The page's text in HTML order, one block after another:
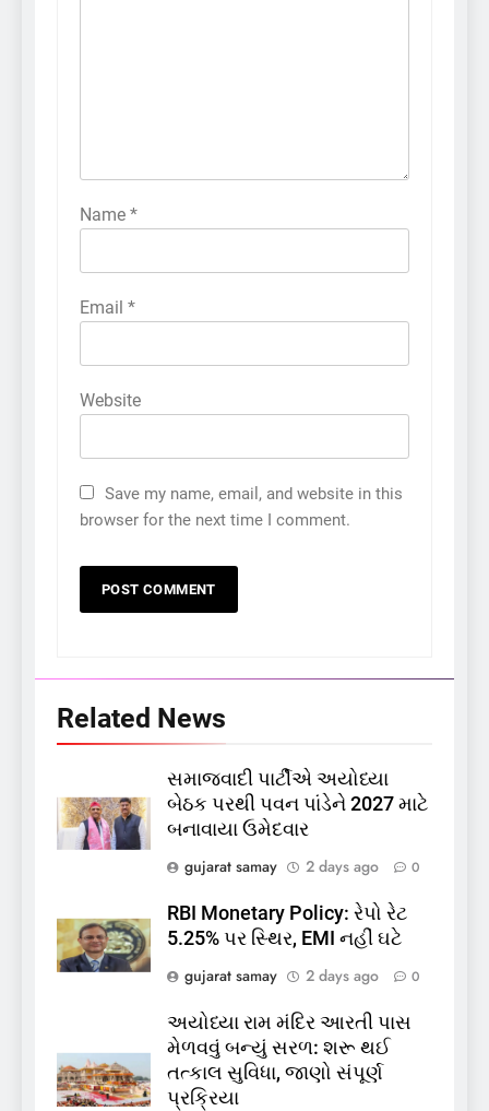
Name *
Email *
Website
Save my name, email, and website in this
browser for the next time I comment.
Related News
સમાજવાદી પાર્ટીએ અયોધ્યા
બેઠક પરથી પવન પાંડેને 2027 માટે
બનાવાયા ઉમેદવાર
gujarat samay
2 days ago 0
RBI Monetary Policy: રેપો રેટ
5.25% પર સ્થિર, EMI નહીં ઘટે
gujarat samay
2 days ago 0
અયોધ્યા રામ મંદિર આરતી પાસ
મેળવવું બન્યું સરળ: શરૂ થઈ
તત્કાલ સુવિધા, જાણો સંપૂર્ણ
પ્રક્રિયા
કોડીનારના છારા દરિયાકાંઠે પાંચ
કિશોરો ડૂબ્યા, 3નો બચાવ, 2
લાપતા
GUJARAT TOP NEWS
6
પાસપોર્ટ વેરિફિકેશન માટે હવે
પોલીસ સ્ટેશનના ધક્કામાંથી
પ્રક્રિયા બની સરળ
GUJARAT TOP NEWS
7
રાજ્યસભામાં ‘જન્મ અને મૃત્યુ